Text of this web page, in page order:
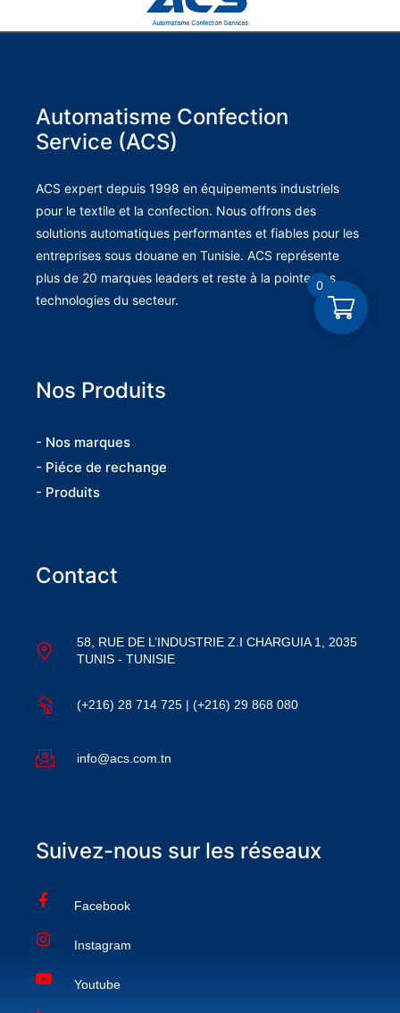
Automatisme Confection
Service (ACS)
ACS expert depuis 1998 en équipements industriels
pour le textile et la confection. Nous offrons des
solutions automatiques performantes et fiables pour les
entreprises sous douane en Tunisie. ACS représente
plus de 20 marques leaders et reste à la pointe des
technologies du secteur.
Nos Produits
- Nos marques
- Piéce de rechange
- Produits
Contact
58, RUE DE L’INDUSTRIE Z.I CHARGUIA 1, 2035
TUNIS - TUNISIE
(+216) 28 714 725 | (+216) 29 868 080
info@acs.com.tn
Suivez-nous sur les réseaux
Facebook
Instagram
Youtube
0